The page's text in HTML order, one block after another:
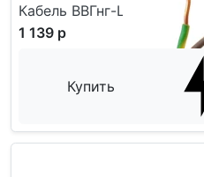
Кабель ВВГнг-LS ГОСТ 5x16
1 139 р
Купить